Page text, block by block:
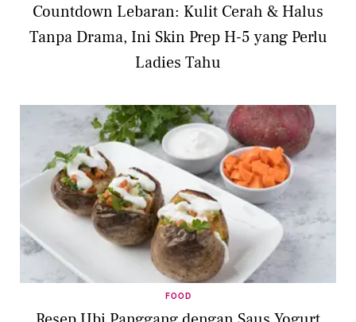
Countdown Lebaran: Kulit Cerah & Halus
Tanpa Drama, Ini Skin Prep H-5 yang Perlu
Ladies Tahu
FOOD